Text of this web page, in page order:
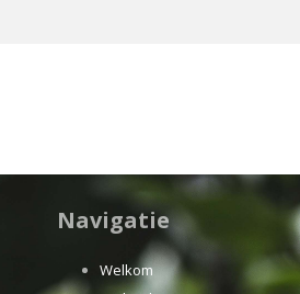
Navigatie
Welkom